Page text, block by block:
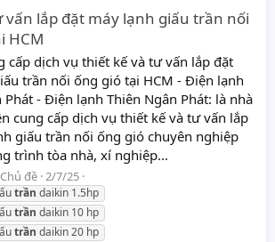
vấn lắp đặt máy lạnh giấu trần nối
HCM
cấp dịch vụ thiết kế và tư vấn lắp đặt
trần nối ống gió tại HCM - Điện lạnh
Phát - Điện lạnh Thiên Ngân Phát: là nhà
cung cấp dịch vụ thiết kế và tư vấn lắp
giấu trần nối ống gió chuyên nghiệp
trình tòa nhà, xí nghiệp...
Chủ đề 2/7/25
trần daikin 1.5hp
trần daikin 10 hp
trần daikin 20 hp